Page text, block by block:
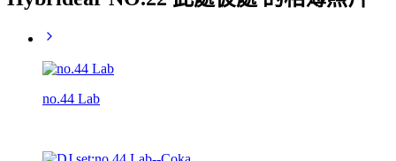
no.44 Lab